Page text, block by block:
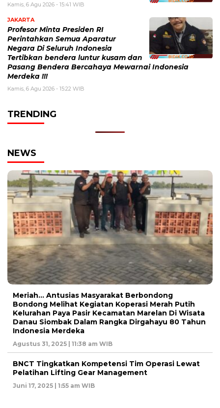
Kamis, 6 Agu 2026 - 15:41 WIB
JAKARTA
Profesor Minta Presiden RI
Perintahkan Semua Aparatur
Negara Di Seluruh Indonesia
Tertibkan bendera luntur kusam dan
Pasang Bendera Bercahaya Mewarnai Indonesia
Merdeka !!!
Kamis, 6 Agu 2026 - 15:22 WIB
TRENDING
NEWS
Meriah… Antusias Masyarakat Berbondong
Bondong Melihat Kegiatan Koperasi Merah Putih
Kelurahan Paya Pasir Kecamatan Marelan Di Wisata
Danau Siombak Dalam Rangka Dirgahayu 80 Tahun
Indonesia Merdeka
Agustus 31, 2025 | 11:38 am WIB
BNCT Tingkatkan Kompetensi Tim Operasi Lewat
Pelatihan Lifting Gear Management
Juni 17, 2025 | 1:55 am WIB